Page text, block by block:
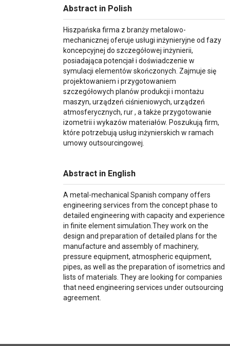
Abstract in Polish
Hiszpańska firma z branży metalowo-
mechanicznej oferuje usługi inżynieryjne od fazy
koncepcyjnej do szczegółowej inżynierii,
posiadająca potencjał i doświadczenie w
symulacji elementów skończonych. Zajmuje się
projektowaniem i przygotowaniem
szczegółowych planów produkcji i montażu
maszyn, urządzeń ciśnieniowych, urządzeń
atmosferycznych, rur , a także przygotowanie
izometrii i wykazów materiałów. Poszukują firm,
które potrzebują usług inżynierskich w ramach
umowy outsourcingowej.
Abstract in English
A metal-mechanical Spanish company offers
engineering services from the concept phase to
detailed engineering with capacity and experience
in finite element simulation.They work on the
design and preparation of detailed plans for the
manufacture and assembly of machinery,
pressure equipment, atmospheric equipment,
pipes, as well as the preparation of isometrics and
lists of materials. They are looking for companies
that need engineering services under outsourcing
agreement.